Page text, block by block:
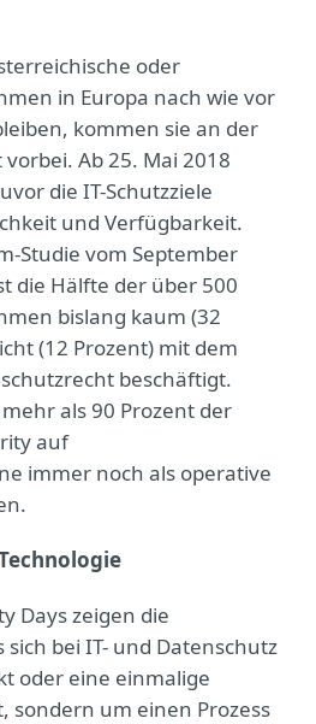
oder
in Europa nach wie vor
kommen sie an der
vorbei. Ab 25. Mai 2018
die IT-Schutzziele
und Verfügbarkeit.
Studie vom September
die Hälfte der über 500
bislang kaum (32
(12 Prozent) mit dem
beschäftigt.
als 90 Prozent der
auf
immer noch als operative
Days zeigen die
sich bei IT- und Datenschutz
oder eine einmalige
sondern um einen Prozess